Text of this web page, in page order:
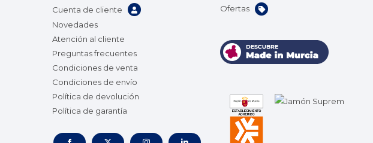
Cuenta de cliente
Novedades
Atención al cliente
Preguntas frecuentes
Condiciones de venta
Condiciones de envío
Política de devolución
Política de garantía
Ofertas